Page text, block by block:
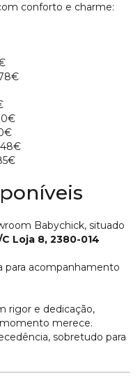
conforto e charme:
48€
Babychick, situado
Loja 8, 2380-014
para acompanhamento
rigor e dedicação,
merece.
sobretudo para